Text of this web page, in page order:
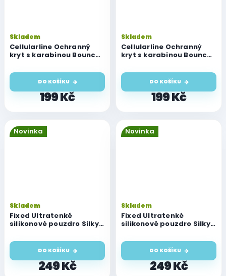
Cellularline Ochranný
kryt s karabinou Bounce
černý
Skladem
199 Kč
DO KOŠÍKU
Cellularline Ochranný
kryt s karabinou Bounce
zelený
Skladem
199 Kč
DO KOŠÍKU
Novinka
Fixed Ultratenké
silikonové pouzdro Silky
Skladem
249 Kč
DO KOŠÍKU
Novinka
Fixed Ultratenké
silikonové pouzdro Silky
Skladem
249 Kč
DO KOŠÍKU